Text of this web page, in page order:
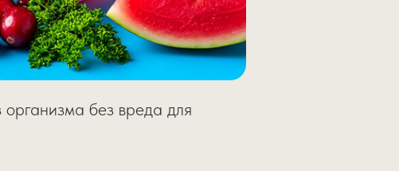
без вреда для